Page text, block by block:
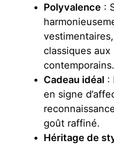
Polyvalence :
classiques aux
contemporains.
Cadeau idéal :
en signe
goût raffiné.
Héritage de